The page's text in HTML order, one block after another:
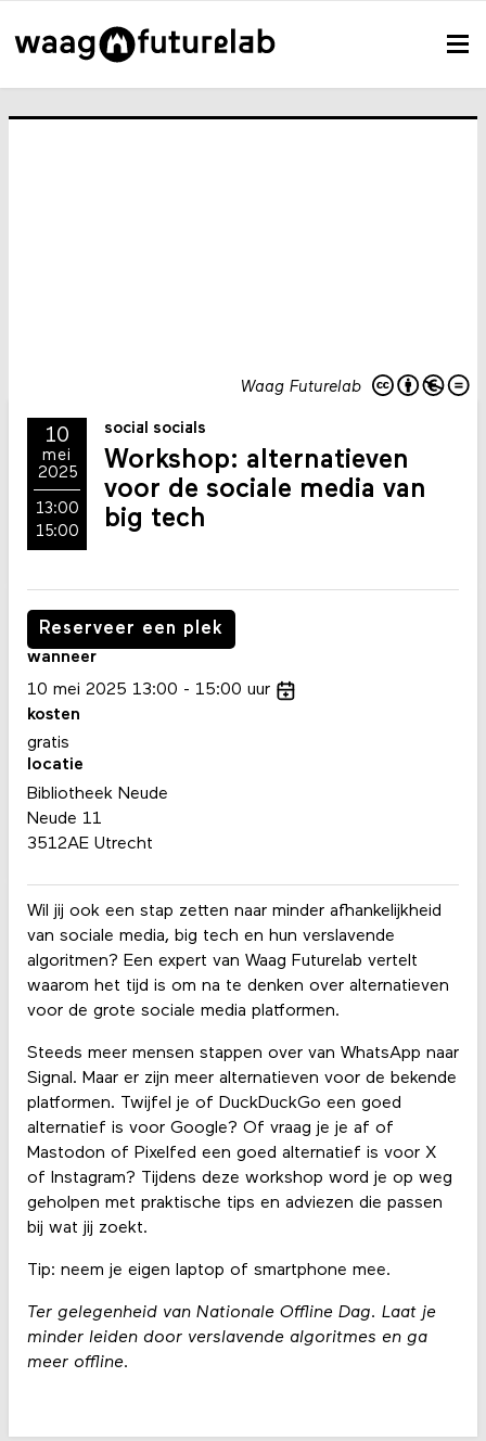
Waag Futurelab
10
mei
2025
13:00
15:00
social socials
Workshop: alternatieven
voor de sociale media van
big tech
Wil jij ook een stap zetten naar minder afhankelijkheid
van sociale media, big tech en hun verslavende
algoritmen? Een expert van Waag Futurelab vertelt
waarom het tijd is om na te denken over alternatieven
voor de grote sociale media platformen.
Steeds meer mensen stappen over van WhatsApp naar
Signal. Maar er zijn meer alternatieven voor de bekende
platformen. Twijfel je of DuckDuckGo een goed
alternatief is voor Google? Of vraag je je af of
Mastodon of Pixelfed een goed alternatief is voor X
of Instagram? Tijdens deze workshop word je op weg
geholpen met praktische tips en adviezen die passen
bij wat jij zoekt.
Tip: neem je eigen laptop of smartphone mee.
Ter gelegenheid van Nationale Offline Dag. Laat je
minder leiden door verslavende algoritmes en ga
meer offline.
Reserveer een plek
wanneer
10 mei 2025 13:00 15:00 uur
kosten
gratis
locatie
Bibliotheek Neude
Neude 11
3512AE Utrecht